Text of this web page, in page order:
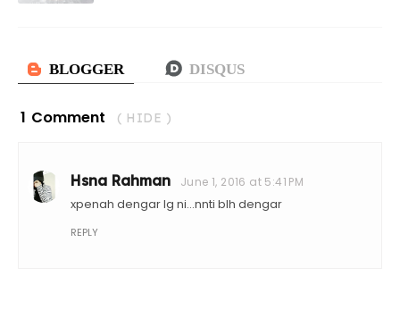
1 Comment ( HIDE )
Hsna Rahman June 1, 2016 at 5:41 PM
xpenah dengar lg ni...nnti blh dengar
REPLY